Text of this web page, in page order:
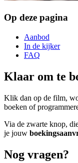
Op deze pagina
Aanbod
In de kijker
FAQ
Klaar om te
Klik dan op de film,
boeken of
Via de zwarte knop,
je jouw
Nog vragen?